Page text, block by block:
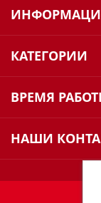
КАТЕГОРИИ
ВРЕМЯ
НАШИ